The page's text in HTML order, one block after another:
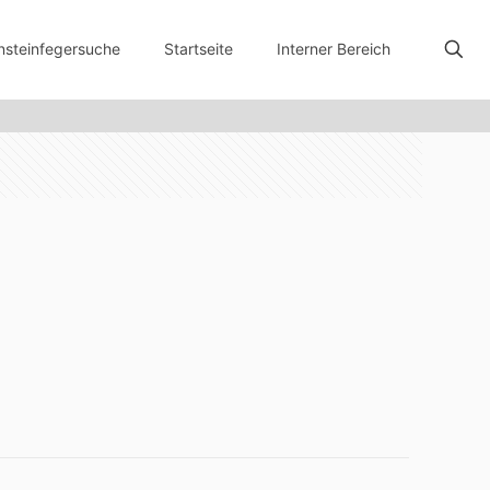
Startseite Interner Bereich